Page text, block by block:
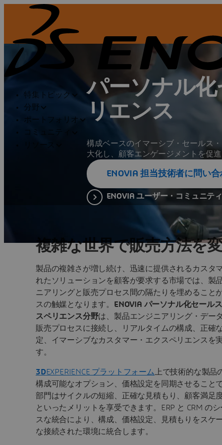
特集トピック
分野
ポートフォリオ
コミュニティ
リソース
パーソナル
リエンス
構成ベースのイマーシブ・セールス
大化し、顧客エンゲージメントを促
ENOVIA 担当技術者に問い
ENOVIA ユーザー・コミュニテ
複雑な世界で販売方法を
製品の複雑さが増し続け、迅速に提供されるカスタ
れたソリューションを顧客が要求する市場では、製
ニアリングと販売プロセス間の隔たりを埋めること
スの触媒となります。 ENOVIA パーソナル化セール
スペリエンス分野は、製品エンジニアリング・デー
販売プロセスに接続し、リアルタイムの構成、正確
定、イマーシブなカスタマー・エクスペリエンスを
す。
3DEXPERIENCE プラットフォーム
上で技術的な製品
構成可能なオプション、価格設定を同期させること
部門はサイクルの短縮、正確な見積もり、顧客満足
といったメリットを享受できます。ERP と CRM の
スな統合により、構成、価格設定、見積もりをスケ
な接続された環境に統合します。